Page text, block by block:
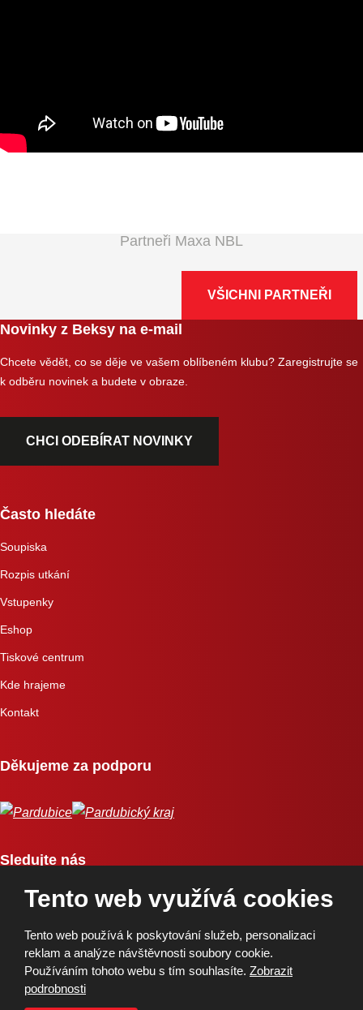
Partneři Maxa NBL
VŠICHNI PARTNEŘI
Novinky z Beksy na e-mail
Chcete vědět, co se děje ve vašem oblíbeném klubu? Zaregistrujte se
k odběru novinek a budete v obraze.
CHCI ODEBÍRAT NOVINKY
Často hledáte
Soupiska
Rozpis utkání
Vstupenky
Eshop
Tiskové centrum
Kde hrajeme
Kontakt
Děkujeme za podporu
Sledujte nás
Copyright © 2026, BK Pardubice, a.s. | Vytvořila eBRÁNA
Tento web využívá cookies
Tento web používá k poskytování služeb, personalizaci
reklam a analýze návštěvnosti soubory cookie.
Používáním tohoto webu s tím souhlasíte. Zobrazit
podrobnosti